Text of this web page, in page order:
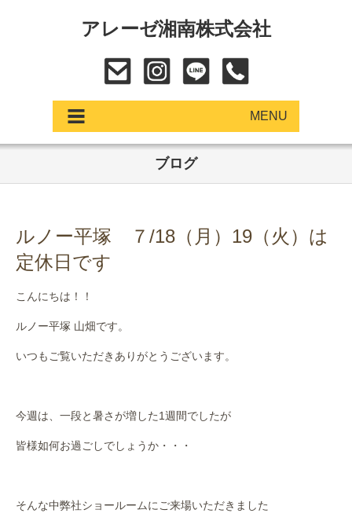
アレーゼ湘南株式会社
MENU
中古車
サービス
作業事例
店舗アクセス
ブログ
ルノー平塚 ７/18（月）19（火）は
定休日です
こんにちは！！
ルノー平塚 山畑です。
いつもご覧いただきありがとうございます。
今週は、一段と暑さが増した1週間でしたが
皆様如何お過ごしでしょうか・・・
そんな中弊社ショールームにご来場いただきました